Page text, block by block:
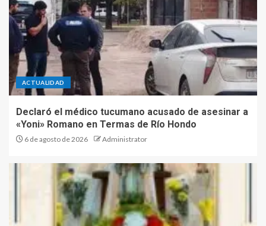
ACTUALIDAD
Declaró el médico tucumano acusado de asesinar a
«Yoni» Romano en Termas de Río Hondo
6 de agosto de 2026 Administrator